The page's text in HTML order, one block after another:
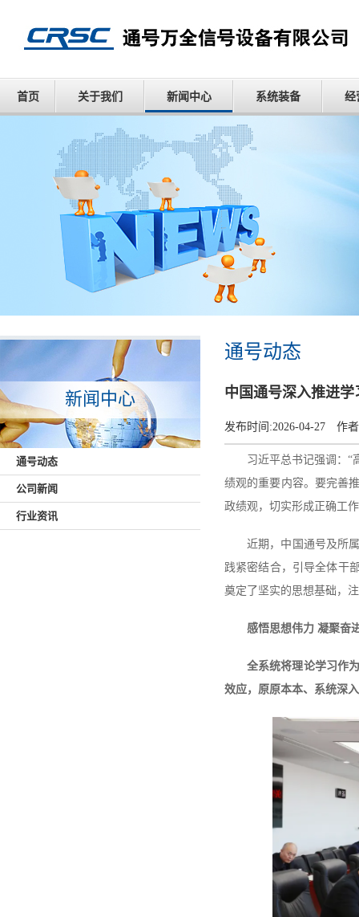
首页 关于我们 新闻中心 系统装备 经
新闻中心
通号动态
公司新闻
行业资讯
通号动态
中国通号深入推进
发布时间:2026-04-27 作
习近平总书记强调：“
绩观的重要内容。要完善
政绩观，切实形成正确工
近期，中国通号及所
践紧密结合，引导全体干
奠定了坚实的思想基础，
感悟思想伟力 凝聚奋
全系统将理论学习作
效应，原原本本、系统深